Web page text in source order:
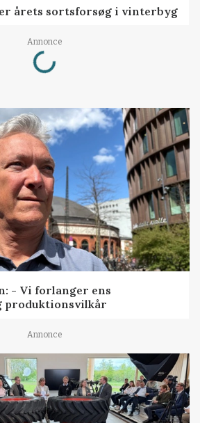
årets sortsforsøg i vinterbyg
Annonce
Loading...
- Vi forlanger ens
produktionsvilkår
Annonce